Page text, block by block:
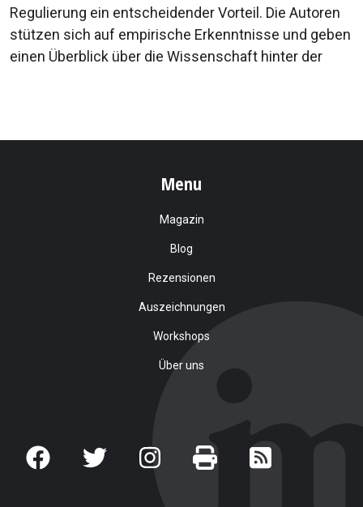
Regulierung ein entscheidender Vorteil. Die Autoren
stützen sich auf empirische Erkenntnisse und geben
einen Überblick über die Wissenschaft hinter der
Menu
Magazin
Blog
Rezensionen
Auszeichnungen
Workshops
Über uns